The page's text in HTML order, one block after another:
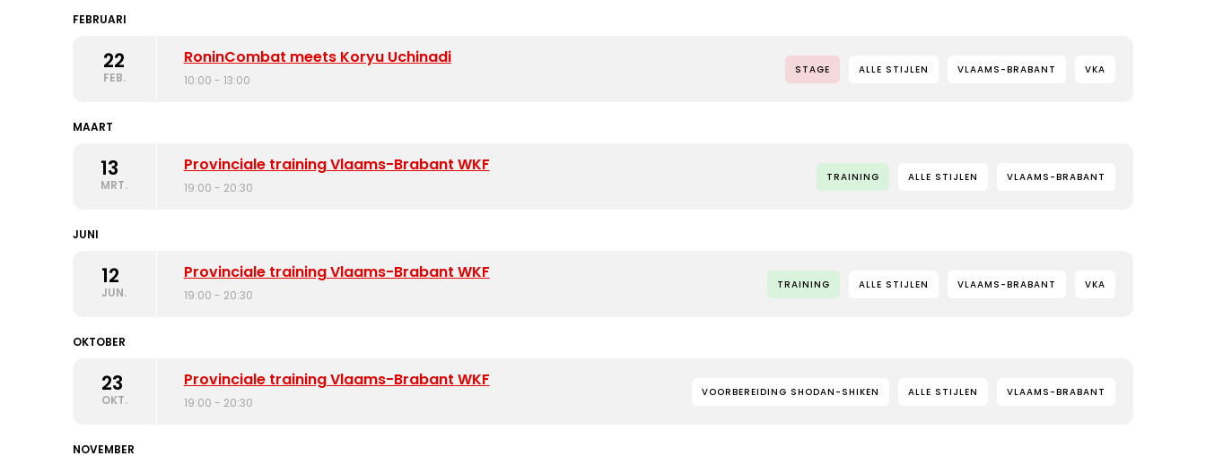
FEBRUARI
22
FEB.
RoninCombat meets Koryu Uchinadi
10:00 - 13:00
STAGE ALLE STIJLEN VLAAMS-BRABANT VKA
MAART
13
MRT.
Provinciale training Vlaams-Brabant WKF
19:00 - 20:30
TRAINING ALLE STIJLEN VLAAMS-BRABANT
JUNI
12
JUN.
Provinciale training Vlaams-Brabant WKF
19:00 - 20:30
TRAINING ALLE STIJLEN VLAAMS-BRABANT VKA
OKTOBER
23
OKT.
Provinciale training Vlaams-Brabant WKF
19:00 - 20:30
VOORBEREIDING SHODAN-SHIKEN ALLE STIJLEN VLAAMS-BRABANT
NOVEMBER